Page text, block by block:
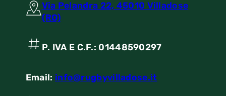
Via Pelandra 22, 45010 Villadose
(RO)
P. IVA E C.F.: 01448590297
Email: info@rugbyvilladose.it